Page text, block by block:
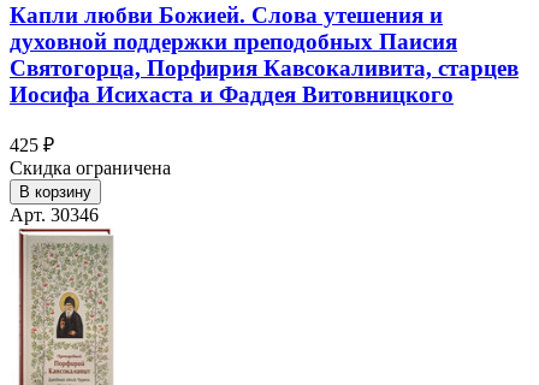
Капли любви Божией. Слова утешения и
духовной поддержки преподобных Паисия
Святогорца, Порфирия Кавсокаливита, старцев
Иосифа Исихаста и Фаддея Витовницкого
425 ₽
Скидка ограничена
В корзину
Арт. 30346